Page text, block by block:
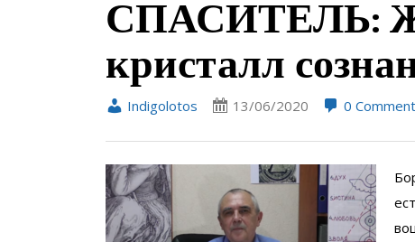
СПАСИТЕЛЬ:
кристалл
Indigolotos 13/06/2020 0